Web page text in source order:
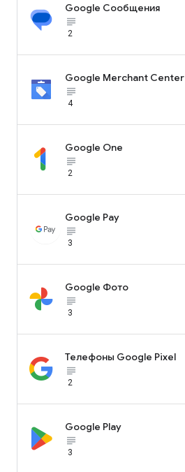
Google Сообщения
subject_black
2
Google Merchant Center
subject_black
4
Google One
subject_black
2
Google Pay
subject_black
3
Google Фото
subject_black
3
Телефоны Google Pixel
subject_black
2
Google Play
subject_black
3